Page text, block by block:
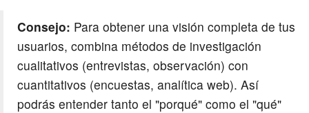
Consejo: Para obtener una visión completa de tus
usuarios, combina métodos de investigación
cualitativos (entrevistas, observación) con
cuantitativos (encuestas, analítica web). Así
podrás entender tanto el "porqué" como el "qué"